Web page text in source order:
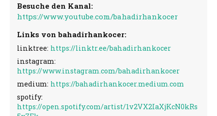
Besuche den Kanal:
https://www.youtube.com/bahadirhankocer
Links von bahadirhankocer:
linktree: https://linktr.ee/bahadirhankocer
instagram:
https://www.instagram.com/bahadirhankocer
medium: https://bahadirhankocer.medium.com
spotify:
https://open.spotify.com/artist/1v2VX2IaXjKcN0kRs